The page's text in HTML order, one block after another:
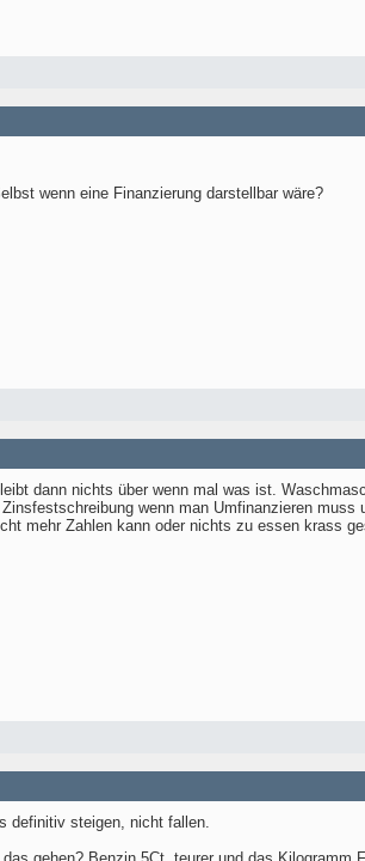
wenn eine Finanzierung darstellbar wäre?
dann nichts über wenn mal was ist.
wenn man Umfinanzieren
mehr Zahlen kann oder nichts zu essen krass
definitiv steigen, nicht fallen.